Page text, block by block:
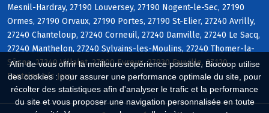
Afin de vous offrir la meilleure expérience possible, Biocoop utilise
des cookies : pour assurer une performance optimale du site, pour
récolter des statistiques afin d'analyser le trafic et la performance
du site et vous proposer une navigation personnalisée en toute
Mesnil-Hardray, 27190 Louversey, 27190 Nogent-le-Sec, 27190
Ormes, 27190 Orvaux, 27190 Portes, 27190 St-Elier, 27240 Avrilly,
27240 Chanteloup, 27240 Corneuil, 27240 Damville, 27240 Le Sacq,
27240 Manthelon, 27240 Sylvains-les-Moulins, 27240 Thomer-la-
Sôgne, 27240 Villalet, 27000 Evreux, 27930 Fauville, 27120
Fontaine s/s Jouy